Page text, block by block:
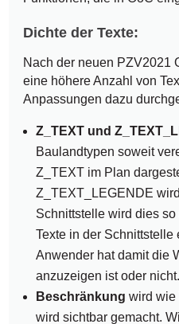
Dichte der Texte:
Nach der neuen PZV2021
eine höhere Anzahl von
Anpassungen dazu
Z_TEXT und
Baulandtypen soweit
Z_TEXT im Plan
Z_TEXT_LEGENDE
Schnittstelle wird dies
Texte in der Schnittstelle
Anwender hat damit die
anzuzeigen ist oder nicht.
Beschränkung wird wie
wird sichtbar gemacht.